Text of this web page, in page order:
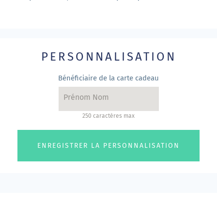
PERSONNALISATION
Bénéficiaire de la carte cadeau
250 caractères max
ENREGISTRER LA PERSONNALISATION